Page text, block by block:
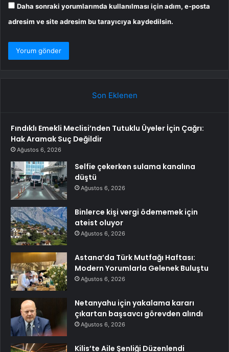
Daha sonraki yorumlarımda kullanılması için adım, e-posta
adresim ve site adresim bu tarayıcıya kaydedilsin.
Son Eklenen
Fındıklı Emekli Meclisi’nden Tutuklu Üyeler İçin Çağrı:
Hak Aramak Suç Değildir
Ağustos 6, 2026
Selfie çekerken sulama kanalına
düştü
Ağustos 6, 2026
Binlerce kişi vergi ödememek için
ateist oluyor
Ağustos 6, 2026
Astana’da Türk Mutfağı Haftası:
Modern Yorumlarla Gelenek Buluştu
Ağustos 6, 2026
Netanyahu için yakalama kararı
çıkartan başsavcı görevden alındı
Ağustos 6, 2026
Kilis’te Aile Şenliği Düzenlendi